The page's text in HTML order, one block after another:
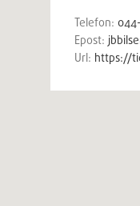
Telefon:
Epost:
Url: https://